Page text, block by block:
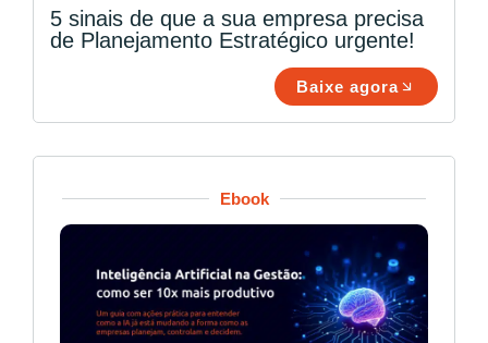
5 sinais de que a sua empresa precisa
de Planejamento Estratégico urgente!
Baixe agora
Ebook